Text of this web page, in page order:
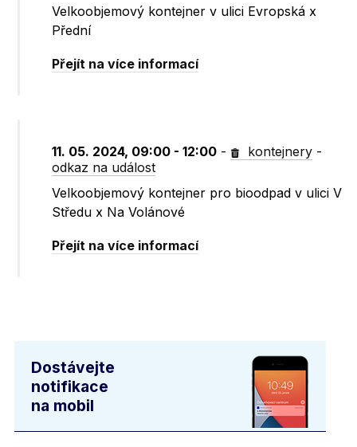
Velkoobjemový kontejner v ulici Evropská x
Přední
Přejít na více informací
11. 05. 2024, 09:00 - 12:00 - kontejnery -
odkaz na událost
Velkoobjemový kontejner pro bioodpad v ulici V
Středu x Na Volánové
Přejít na více informací
Dostávejte
notifikace
na mobil